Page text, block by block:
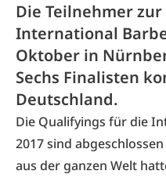
Die Teilnehmer
International
Oktober in
Sechs Finalisten
Deutschland.
Die Qualifyings für die
2017sind
aus der ganzen Welt